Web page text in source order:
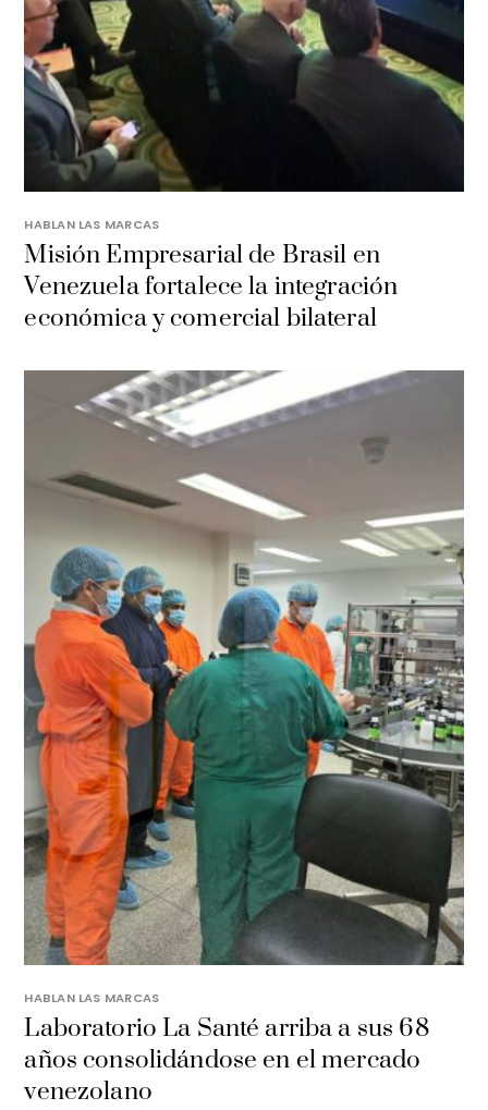
HABLAN LAS MARCAS
Misión Empresarial de Brasil en
Venezuela fortalece la integración
económica y comercial bilateral
HABLAN LAS MARCAS
Laboratorio La Santé arriba a sus 68
años consolidándose en el mercado
venezolano